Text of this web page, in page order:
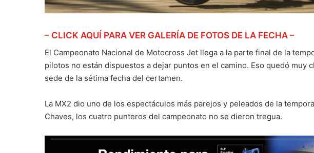
– CLICK AQUÍ PARA VER GALERÍA DE FOTOS DE LA FECHA –
El Campeonato Nacional de Motocross Jet llega a la parte final de la
pilotos no están dispuestos a dejar puntos en el camino. Eso quedó muy
sede de la sétima fecha del certamen.
La MX2 dio uno de los espectáculos más parejos y peleados de la
Chaves, los cuatro punteros del campeonato no se dieron tregua.